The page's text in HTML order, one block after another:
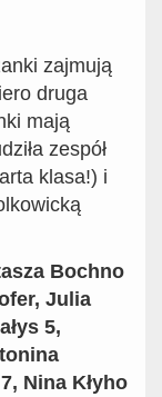
zajmują
druga
mają
zespół
klasa!) i
Bochno
Julia
5,
Nina Kłyho